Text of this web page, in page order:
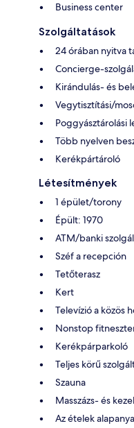
Business center
Szolgáltatások
24 órában nyitva
Concierge-
Kirándulás- és
Vegytisztítási/
Poggyásztárolási
Több nyelven
Kerékpártároló
Létesítmények
1 épület/torony
Épült: 1970
ATM/banki
Széf a recepción
Tetőterasz
Kert
Televízió a közös
Nonstop
Kerékpárparkoló
Teljes körű
Szauna
Masszázs- és
Az ételek